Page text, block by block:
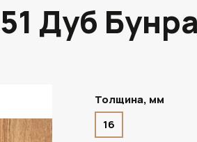
Дуб
ПОД ЗАКАЗ
Толщина, мм
16